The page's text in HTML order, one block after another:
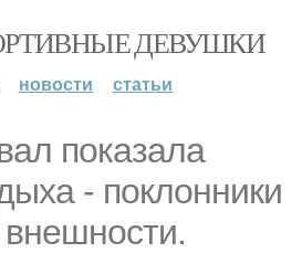
ДЕВУШКИ
новости статьи
показала
- поклонники